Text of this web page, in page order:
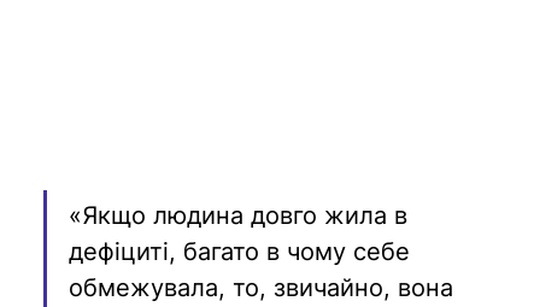
«Якщо людина довго жила в
дефіциті, багато в чому себе
обмежувала, то, звичайно, вона